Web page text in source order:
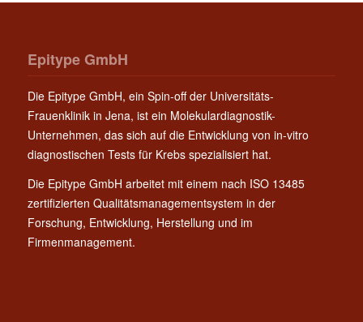
Epitype GmbH
Die Epitype GmbH, ein Spin-off der Universitäts-
Frauenklinik in Jena, ist ein Molekulardiagnostik-
Unternehmen, das sich auf die Entwicklung von in-vitro
diagnostischen Tests für Krebs spezialisiert hat.
Die Epitype GmbH arbeitet mit einem nach ISO 13485
zertifizierten Qualitätsmanagementsystem in der
Forschung, Entwicklung, Herstellung und im
Firmenmanagement.